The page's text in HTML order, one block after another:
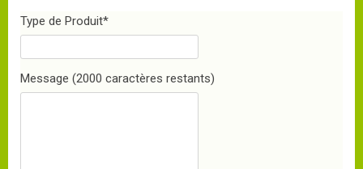
Type de Produit*
Message (2000 caractères restants)